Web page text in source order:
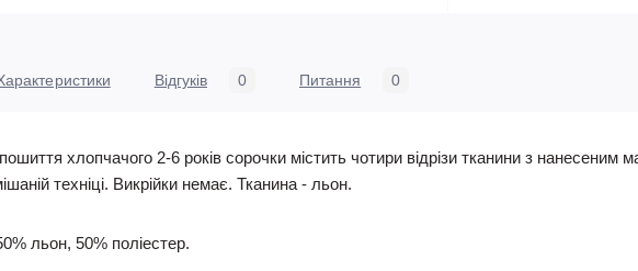
Відгуків 0 Питання 0
хлопчачого 2-6 років сорочки містить чотири відрізи тканини з
техніці. Викрійки немає. Тканина - льон.
льон, 50% поліестер.